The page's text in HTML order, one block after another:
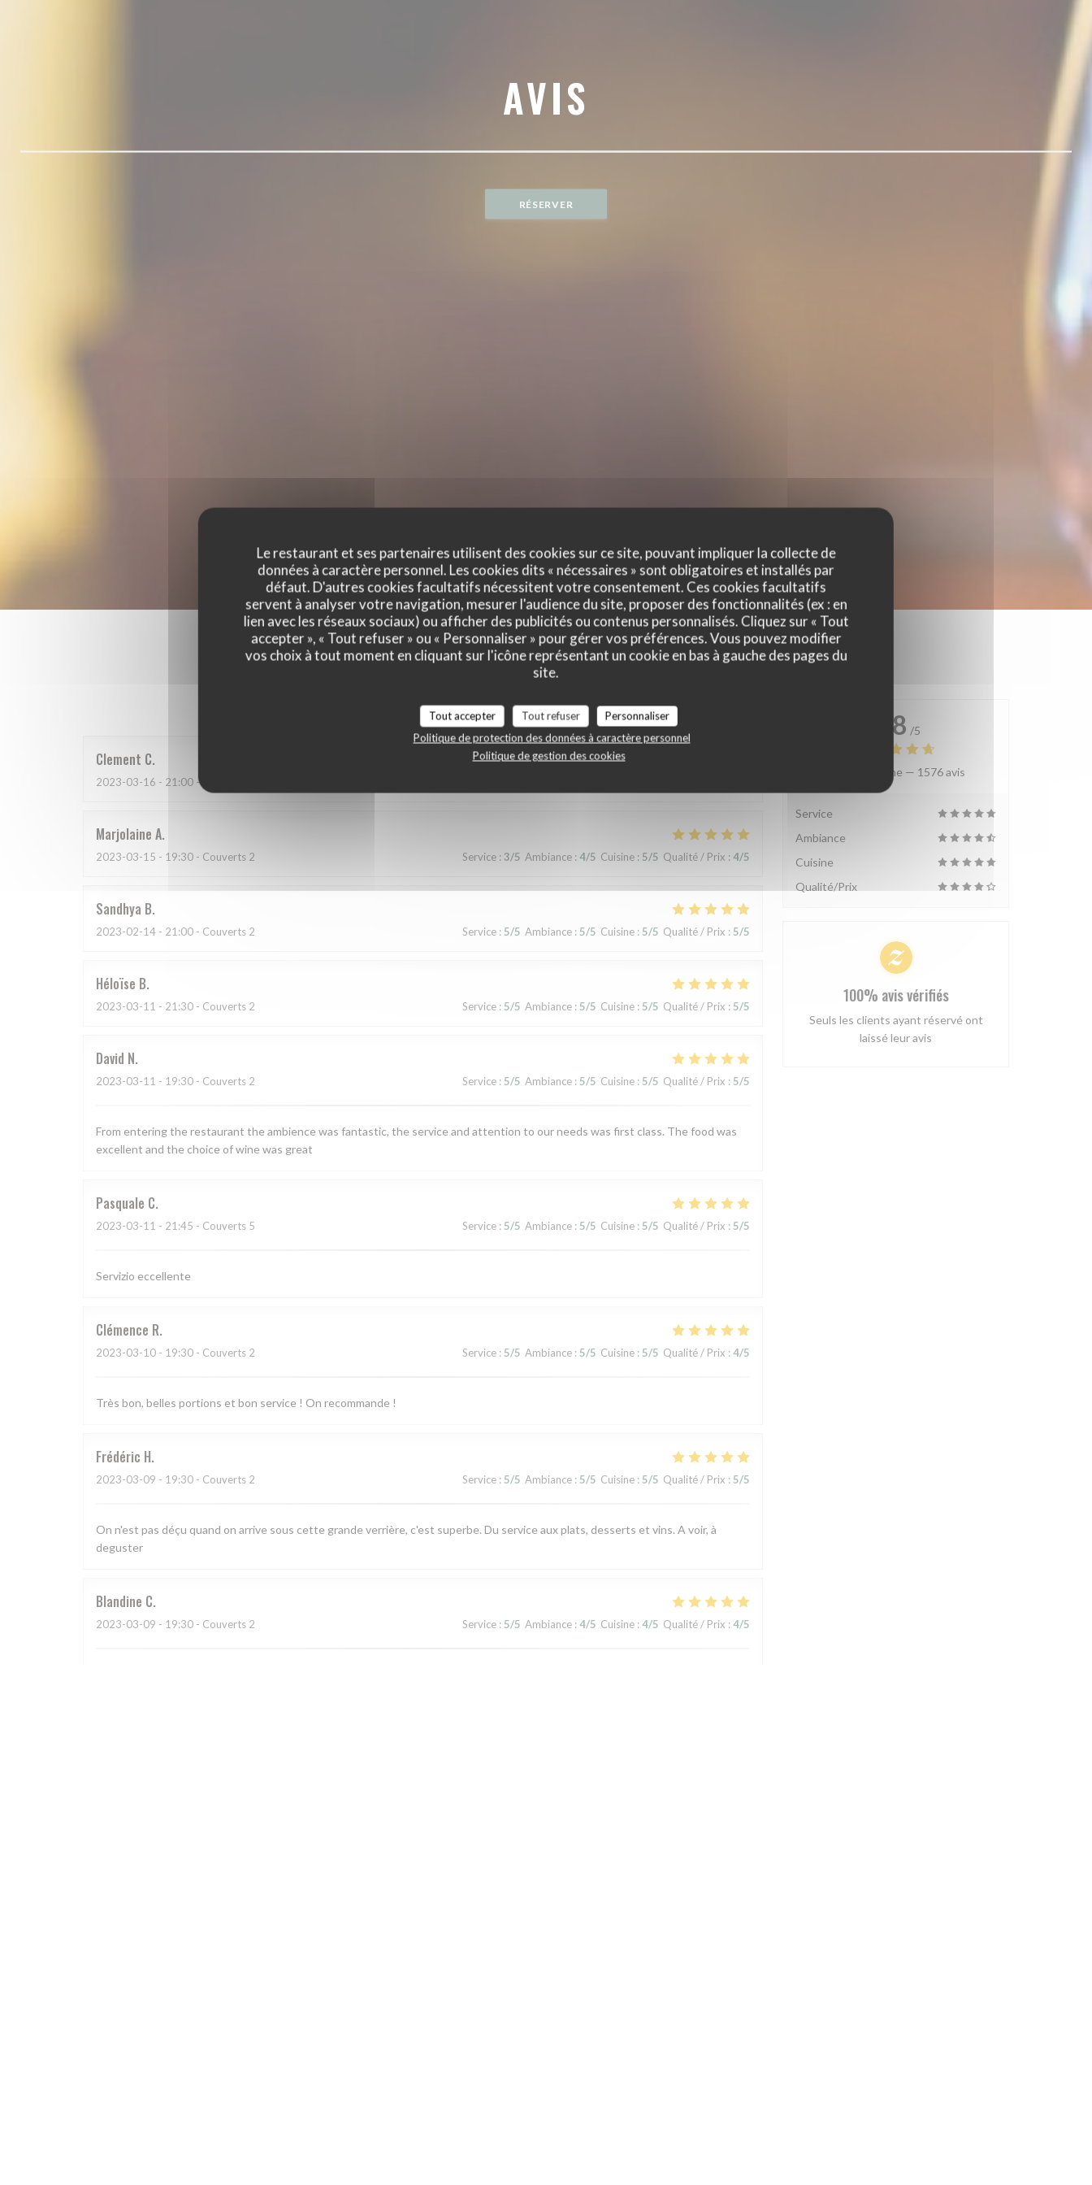
Le restaurant et ses partenaires utilisent des cookies sur ce site, pouvant impliquer la collecte de
données à caractère personnel. Les cookies dits « nécessaires » sont obligatoires et installés par
défaut. D'autres cookies facultatifs nécessitent votre consentement. Ces cookies facultatifs
servent à analyser votre navigation, mesurer l'audience du site, proposer des fonctionnalités (ex : en
lien avec les réseaux sociaux) ou afficher des publicités ou contenus personnalisés. Cliquez sur « Tout
accepter », « Tout refuser » ou « Personnaliser » pour gérer vos préférences. Vous pouvez modifier
vos choix à tout moment en cliquant sur l'icône représentant un cookie en bas à gauche des pages du
site.
Tout accepter Tout refuser
Personnaliser
Politique de protection des données à caractère personnel
Politique de gestion des cookies
AVIS
RÉSERVER
Les avis de nos clients
Clement C
2023-03-16 - 21:00 - Couverts 6
Marjolaine A
2023-03-15 - 19:30 - Couverts 2 Service : 3/5 Ambiance : 4/5 Cuisine : 5/5 Qualité / Prix : 4/5
Sandhya B
2023-02-14 - 21:00 - Couverts 2 Service : 5/5 Ambiance : 5/5 Cuisine : 5/5 Qualité / Prix : 5/5
Héloïse B
2023-03-11 - 21:30 - Couverts 2 Service : 5/5 Ambiance : 5/5 Cuisine : 5/5 Qualité / Prix : 5/5
David N
2023-03-11 - 19:30 - Couverts 2 Service : 5/5 Ambiance : 5/5 Cuisine : 5/5 Qualité / Prix : 5/5
From entering the restaurant the ambience was fantastic, the service and attention to our needs was first class. The food was
excellent and the choice of wine was great
Pasquale C
2023-03-11 - 21:45 - Couverts 5 Service : 5/5 Ambiance : 5/5 Cuisine : 5/5 Qualité / Prix : 5/5
Servizio eccellente
Clémence R
2023-03-10 - 19:30 - Couverts 2 Service : 5/5 Ambiance : 5/5 Cuisine : 5/5 Qualité / Prix : 4/5
Très bon, belles portions et bon service ! On recommande !
Frédéric H
2023-03-09 - 19:30 - Couverts 2 Service : 5/5 Ambiance : 5/5 Cuisine : 5/5 Qualité / Prix : 5/5
On n'est pas déçu quand on arrive sous cette grande verrière, c'est superbe. Du service aux plats, desserts et vins. A voir, à
deguster
Blandine C
2023-03-09 - 19:30 - Couverts 2 Service : 5/5 Ambiance : 4/5 Cuisine : 4/5 Qualité / Prix : 4/5
4.8 /5
Note moyenne — 1576 avis
Service
Ambiance
Cuisine
Qualité/Prix
100% avis vérifiés
Seuls les clients ayant réservé ont
laissé leur avis